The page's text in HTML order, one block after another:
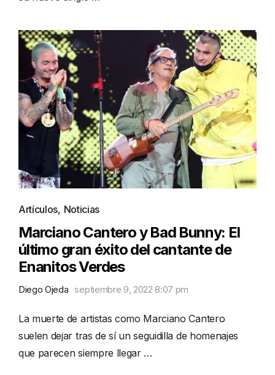
Artículos, Noticias
Marciano Cantero y Bad Bunny: El
último gran éxito del cantante de
Enanitos Verdes
Diego Ojeda septiembre 9, 2022 8:07 pm
La muerte de artistas como Marciano Cantero
suelen dejar tras de sí un seguidilla de homenajes
que parecen siempre llegar …